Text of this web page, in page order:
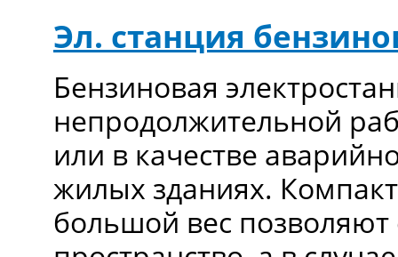
Эл. станция
Бензиновая
непродолжительной
или в качестве
жилых зданиях.
большой вес позволяют